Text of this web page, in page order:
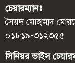
চেয়ারম্যানঃ
সৈয়দ মোহাম্মদ
০১৮১৯-৩১২৩৫৫
সিনিয়র ভাইস